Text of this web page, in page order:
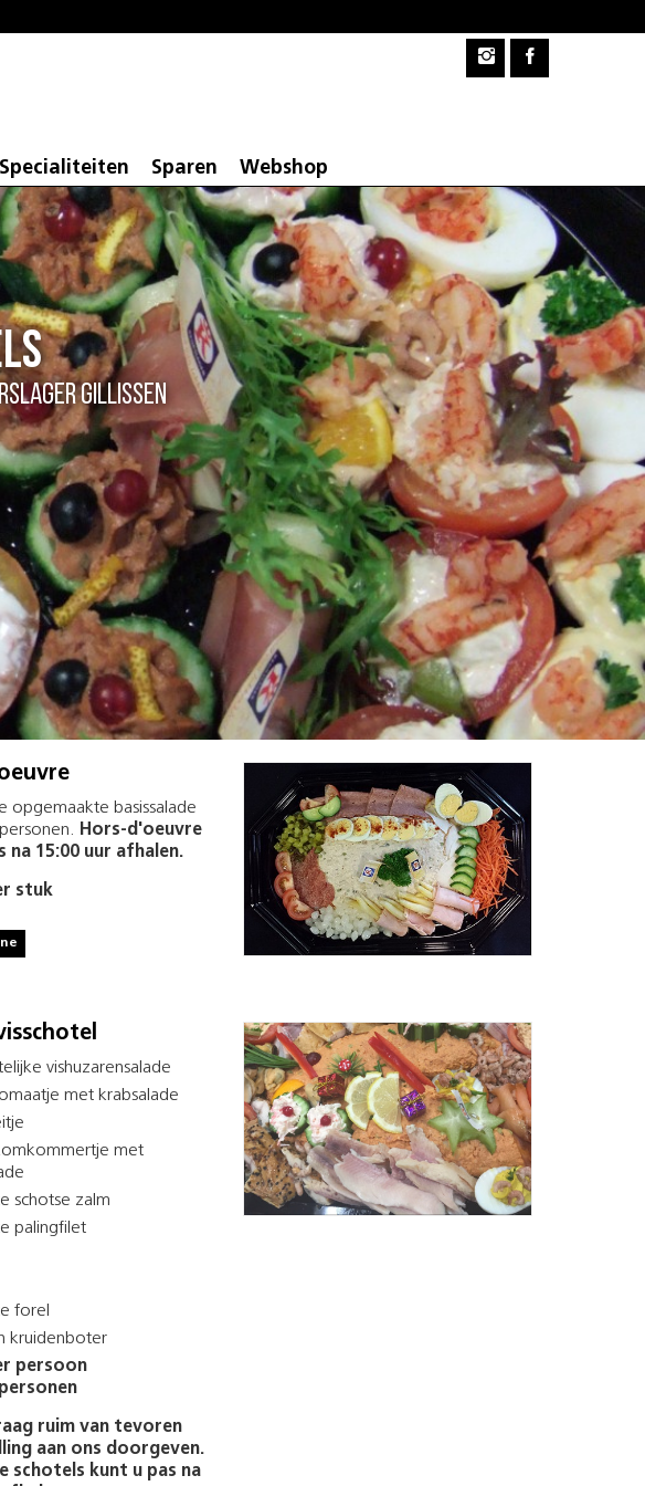
Specialiteiten Sparen Webshop
Gillissen
opgemaakte basissalade
Hors-d'oeuvre
na 15:00 uur afhalen.
stuk
vishuzarensalade
met krabsalade
met
schotse zalm
palingfilet
forel
kruidenboter
persoon
ruim van tevoren
aan ons doorgeven.
schotels kunt u pas na